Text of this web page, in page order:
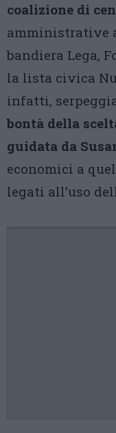
coalizione di
amministrative
bandiera Lega,
la lista civica
infatti,
bontà della
guidata da
economici a
legati all’uso